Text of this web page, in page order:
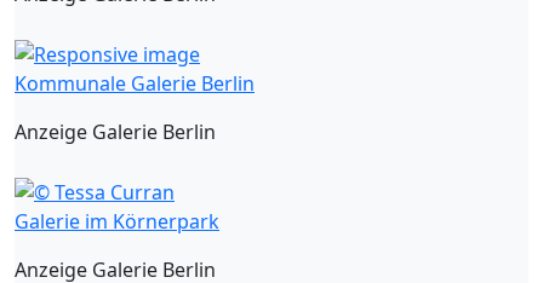
Kommunale Galerie Berlin
Anzeige Galerie Berlin
Galerie im Körnerpark
Anzeige Galerie Berlin